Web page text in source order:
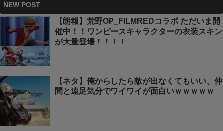
NEW POST
【朗報】荒野OP_FILMREDコラボ ただいま開
催中！！ワンピースキャラクターの衣装スキン
が大量登場！！！！
【ネタ】俺からしたら敵が出なくてもいい、仲
間と遠足気分でワイワイが面白いｗｗｗｗｗ